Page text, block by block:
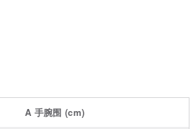
A 手腕围 (cm)